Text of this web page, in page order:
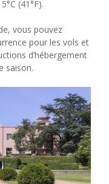
(41°F).
vous pouvez
pour les vols et
d’hébergement
saison.